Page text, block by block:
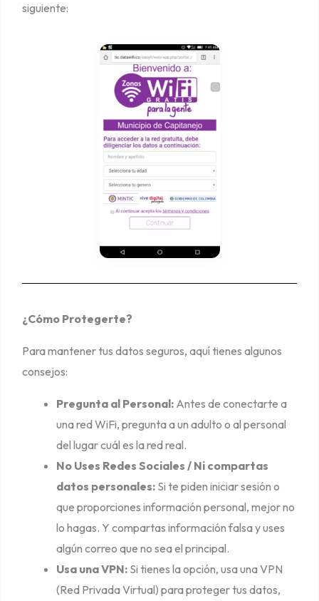
siguiente:
¿Cómo Protegerte?
Para mantener tus datos seguros, aquí tienes algunos
consejos:
Pregunta al Personal: Antes de conectarte a
una red WiFi, pregunta a un adulto o al personal
del lugar cuál es la red real.
No Uses Redes Sociales / Ni compartas
datos personales: Si te piden iniciar sesión o
que proporciones información personal, mejor no
lo hagas. Y compartas información falsa y uses
algún correo que no sea el principal.
Usa una VPN: Si tienes la opción, usa una VPN
(Red Privada Virtual) para proteger tus datos,